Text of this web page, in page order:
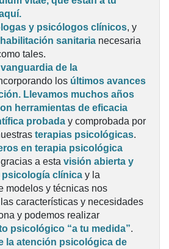
.
y psicólogos clínicos, y
habilitación sanitaria necesaria
tales.
de la
los últimos avances
Llevamos muchos años
herramientas de eficacia
probada y comprobada por
terapias psicológicas.
en terapia psicológica
a esta visión abierta y
psicología clínica y la
modelos y técnicas nos
características y necesidades
y podemos realizar
psicológico “a tu medida”.
la atención psicológica de